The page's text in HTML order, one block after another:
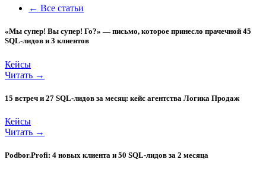
← Все статьи
«Мы супер! Вы супер! Го?» — письмо, которое принесло прачечной 45
SQL-лидов и 3 клиентов
Кейсы
Читать →
15 встреч и 27 SQL-лидов за месяц: кейс агентства Логика Продаж
Кейсы
Читать →
Podbor.Profi: 4 новых клиента и 50 SQL-лидов за 2 месяца